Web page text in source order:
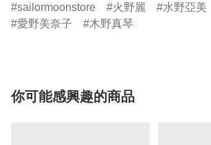
sailormoonstore
火野麗 水野亞美
愛野美奈子
木野真琴
你可能感興趣的商品